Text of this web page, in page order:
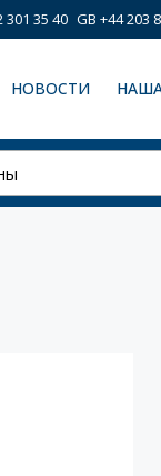
301 35 40 GB +44 203
НОВОСТИ